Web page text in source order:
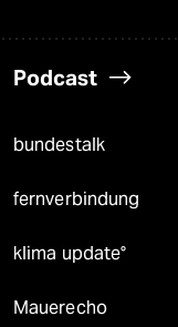
Podcast
bundestalk
fernverbindung
klima update°
Mauerecho